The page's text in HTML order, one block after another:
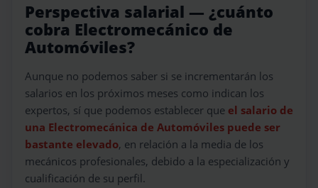
Perspectiva salarial — ¿cuánto
cobra Electromecánico de
Automóviles?
Aunque no podemos saber si se incrementarán los
salarios en los próximos meses como indican los
expertos, sí que podemos establecer que el salario de
una Electromecánica de Automóviles puede ser
bastante elevado, en relación a la media de los
mecánicos profesionales, debido a la especialización y
cualificación de su perfil.